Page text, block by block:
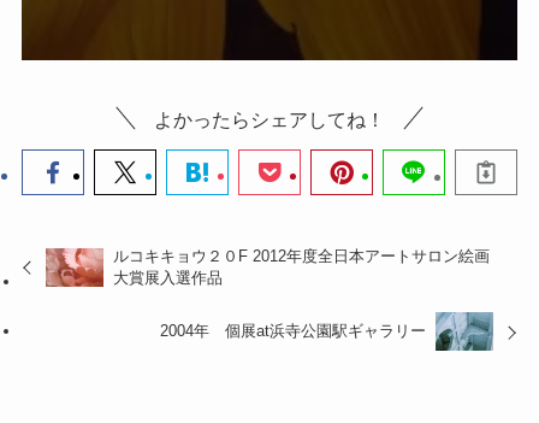
よかったらシェアしてね！
ルコキキョウ２０F 2012年度全日本アートサロン絵画
大賞展入選作品
2004年 個展at浜寺公園駅ギャラリー